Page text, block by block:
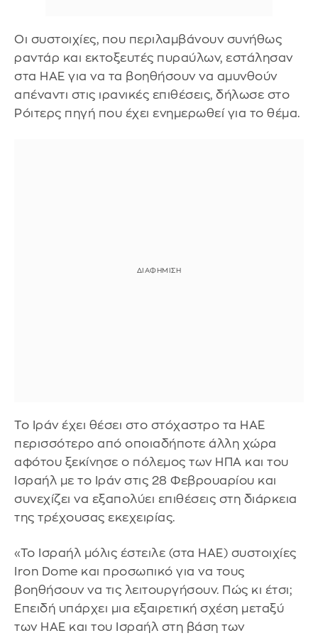
Οι συστοιχίες, που περιλαμβάνουν συνήθως
ραντάρ και εκτοξευτές πυραύλων, εστάλησαν
στα ΗΑΕ για να τα βοηθήσουν να αμυνθούν
απέναντι στις ιρανικές επιθέσεις, δήλωσε στο
Ρόιτερς πηγή που έχει ενημερωθεί για το θέμα.
Το Ιράν έχει θέσει στο στόχαστρο τα ΗΑΕ
περισσότερο από οποιαδήποτε άλλη χώρα
αφότου ξεκίνησε ο πόλεμος των ΗΠΑ και του
Ισραήλ με το Ιράν στις 28 Φεβρουαρίου και
συνεχίζει να εξαπολύει επιθέσεις στη διάρκεια
της τρέχουσας εκεχειρίας.
«Το Ισραήλ μόλις έστειλε (στα ΗΑΕ) συστοιχίες
Iron Dome και προσωπικό για να τους
βοηθήσουν να τις λειτουργήσουν. Πώς κι έτσι;
Επειδή υπάρχει μια εξαιρετική σχέση μεταξύ
των ΗΑΕ και του Ισραήλ στη βάση των